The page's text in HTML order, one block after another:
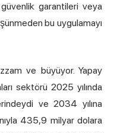
güvenlik garantileri veya
bu uygulamayı
ve büyüyor. Yapay
sektörü2025 yılında
ve 2034 yılına
435,9 milyar dolara